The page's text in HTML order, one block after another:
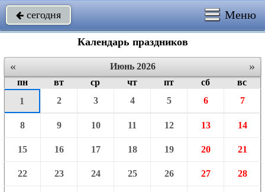
 сегодня Меню
Календарь праздников
« »
Июнь 2026
пн
вт ср чт пт сб
вс
1
2 3 4 5 6 7
8 9 10 11 12 13 14
15 16 17 18 19 20 21
22 23 24 25 26 27 28